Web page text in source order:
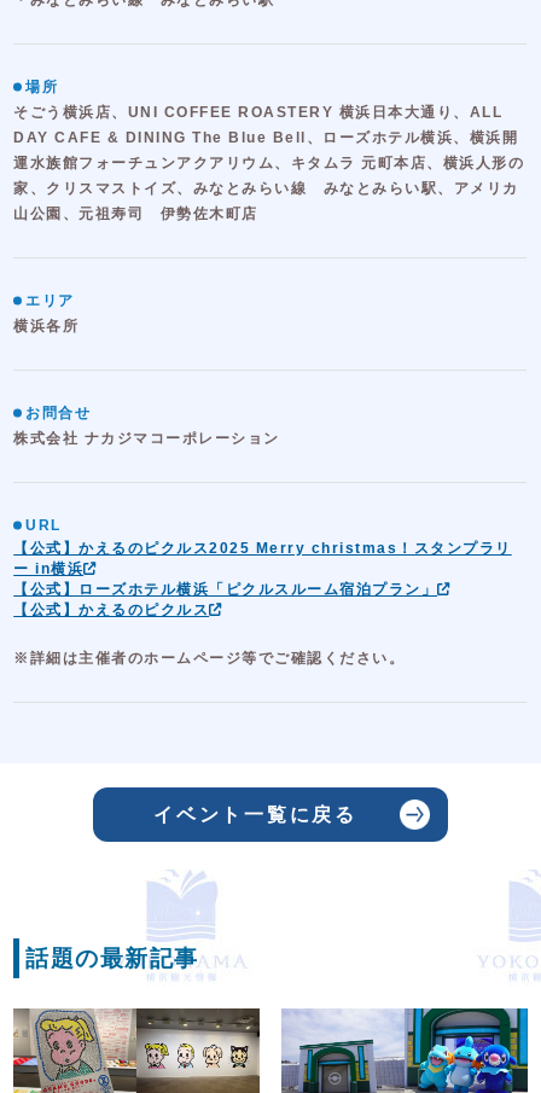
場所
そごう横浜店、UNI COFFEE ROASTERY 横浜日本大通り、ALL
DAY CAFE & DINING The Blue Bell、ローズホテル横浜、横浜開
運水族館フォーチュンアクアリウム、キタムラ 元町本店、横浜人形の
家、クリスマストイズ、みなとみらい線 みなとみらい駅、アメリカ
山公園、元祖寿司 伊勢佐木町店
エリア
横浜各所
お問合せ
株式会社 ナカジマコーポレーション
URL
【公式】かえるのピクルス2025 Merry christmas！スタンプラリ
ー in横浜
【公式】ローズホテル横浜「ピクルスルーム宿泊プラン」
【公式】かえるのピクルス
※詳細は主催者のホームページ等でご確認ください。
イベント一覧に戻る
話題の最新記事